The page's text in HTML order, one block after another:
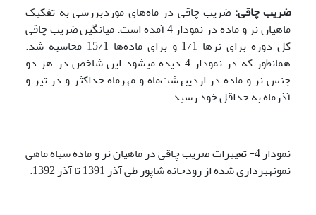
ضریب چاقی: ضریب چاقی در ماه‌های موردبررسی به تفکیک
ماهیان نر و ماده در نمودار 4 آمده است. میانگین ضریب چاقی
کل دوره برای نرها 1/1 و برای ماده‌ها 15/1 محاسبه شد.
همانطور که در نمودار 4 دیده می­شود این شاخص در هر دو
جنس نر و ماده در اردیبهشت‌ماه و مهرماه حداکثر و در تیر و
آذرماه به حداقل خود رسید.
نمودار 4- تغییرات ضریب چاقی در ماهیان نر و ماده سیاه ماهی
نمونه­برداری شده از رودخانه شاپور طی آذر 1391 تا آذر 1392.